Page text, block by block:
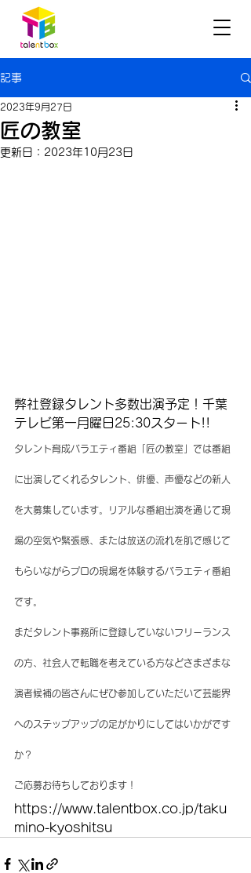
記事
匠の教室
2023年9月27日
更新日： 2023年10月23日
弊社登録タレント多数出演予定！千葉
テレビ第一月曜日25:30スタート!!
タレント育成バラエティ番組「匠の教室」では番組
に出演してくれるタレント、俳優、声優などの新人
を大募集しています。リアルな番組出演を通じて現
場の空気や緊張感、または放送の流れを肌で感じて
もらいながらプロの現場を体験するバラエティ番組
です。
まだタレント事務所に登録していないフリーランス
の方、社会人で転職を考えている方などさまざまな
演者候補の皆さんにぜひ参加していただいて芸能界
へのステップアップの足がかりにしてはいかがです
か？
ご応募お待ちしております！
https://www.talentbox.co.jp/taku
mino-kyoshitsu